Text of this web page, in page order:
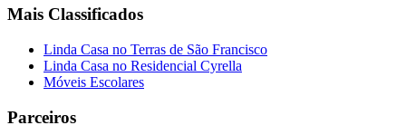
Mais Classificados
Linda Casa no Terras de São Francisco
Linda Casa no Residencial Cyrella
Móveis Escolares
Parceiros